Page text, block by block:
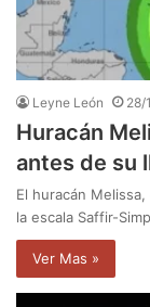
Leyne León 28/
Huracán
antes de su
El huracán
la escala Saffir-
Ver Mas »